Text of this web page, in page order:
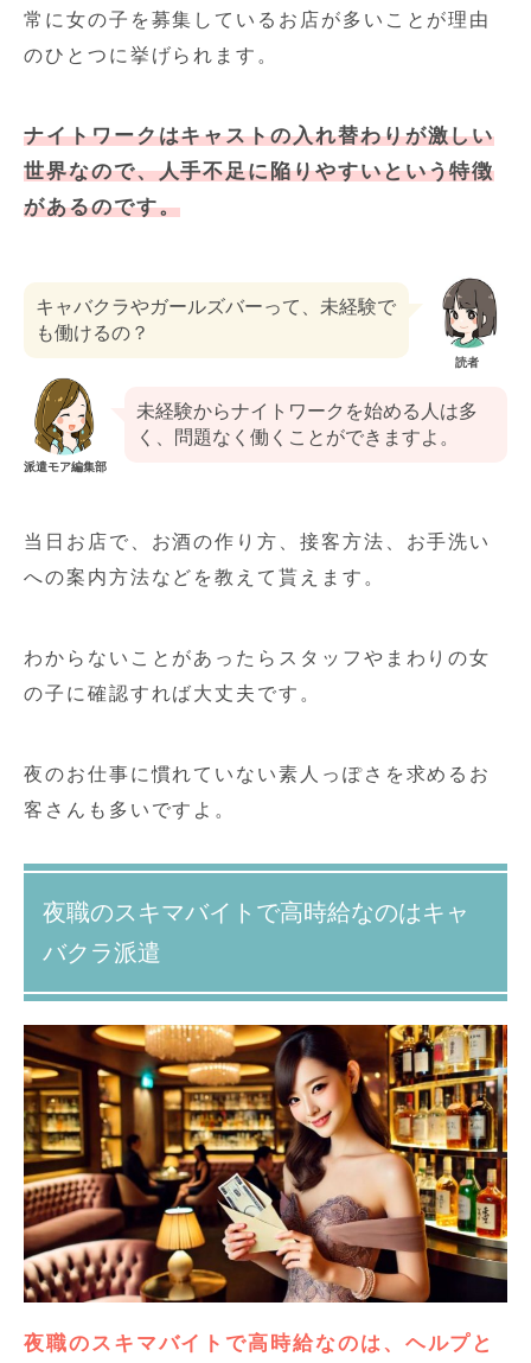
常に女の子を募集しているお店が多いことが理由
のひとつに挙げられます。
ナイトワークはキャストの入れ替わりが激しい
世界なので、人手不足に陥りやすいという特徴
があるのです。
キャバクラやガールズバーって、未経験で
も働けるの？
読者
派遣モア編集部
未経験からナイトワークを始める人は多
く、問題なく働くことができますよ。
当日お店で、お酒の作り方、接客方法、お手洗い
への案内方法などを教えて貰えます。
わからないことがあったらスタッフやまわりの女
の子に確認すれば大丈夫です。
夜のお仕事に慣れていない素人っぽさを求めるお
客さんも多いですよ。
夜職のスキマバイトで高時給なのはキャ
バクラ派遣
夜職のスキマバイトで高時給なのは、ヘルプと